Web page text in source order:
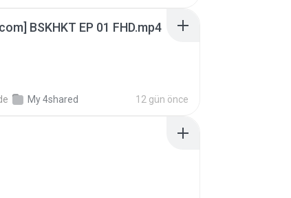
BSKHKT EP 01 FHD.mp4
My 4shared 12 gün önce